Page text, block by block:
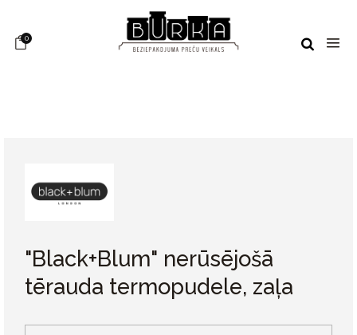
0
"Black+Blum" nerūsējošā
tērauda termopudele, zaļa